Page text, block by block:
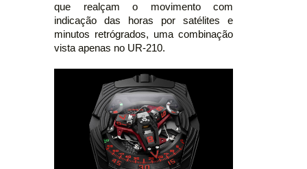
que realçam o movimento com
indicação das horas por satélites e
minutos retrógrados, uma combinação
vista apenas no UR-210.